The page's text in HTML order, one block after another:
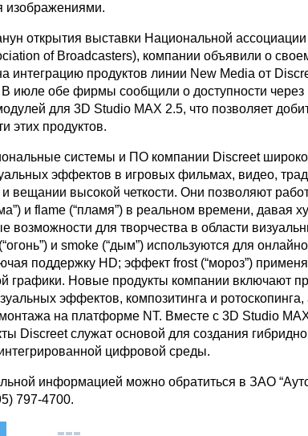
изображениями.
открытия выставки Национальной
of Broadcasters), компании объявили о
интеграцию продуктов линии New Media от
В июле обе фирмы сообщили о доступности
для 3D Studio MAX 2.5, что позволяет
этих продуктов.
системы и ПО компании Discreet широко
эффектов в игровых фильмах, видео,
вещании высокой четкости. Они позволяют
и flame (“пламя”) в реальном времени, давая
возможности для творчества в области
и smoke (“дым”) используются для
поддержку HD; эффект frost (“мороз”)
графики. Новые продукты компании включают
эффектов, композитинга и
на платформе NT. Вместе с 3D Studio
Discreet служат основой для создания
цифровой среды.
информацией можно обратиться в ЗАО
797-4700.